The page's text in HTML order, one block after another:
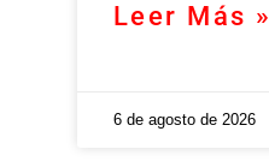
Leer Más »
6 de agosto de 2026